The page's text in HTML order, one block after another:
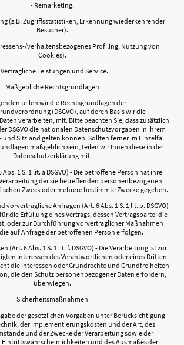
• Remarketing.
(z.B. Zugriffsstatistiken, Erkennung wiederkehrender
Besucher).
verhaltensbezogenes Profiling, Nutzung von
Cookies).
Vertragliche Leistungen und Service.
Maßgebliche Rechtsgrundlagen
teilen wir die Rechtsgrundlagen der
(DSGVO), auf deren Basis wir die
verarbeiten, mit. Bitte beachten Sie, dass zusätzlich
DSGVO die nationalen Datenschutzvorgaben in Ihrem
und Sitzland gelten können. Sollten ferner im Einzelfall
maßgeblich sein, teilen wir Ihnen diese in der
Datenschutzerklärung mit.
1 S. 1 lit. a DSGVO) - Die betroffene Person hat ihre
der sie betreffenden personenbezogenen
Zweck oder mehrere bestimmte Zwecke gegeben.
vorvertragliche Anfragen (Art. 6 Abs. 1 S. 1 lit. b. DSGVO)
die Erfüllung eines Vertrags, dessen Vertragspartei die
oder zur Durchführung vorvertraglicher Maßnahmen
auf Anfrage der betroffenen Person erfolgen.
(Art. 6 Abs. 1 S. 1 lit. f. DSGVO) - Die Verarbeitung ist zur
Interessen des Verantwortlichen oder eines Dritten
die Interessen oder Grundrechte und Grundfreiheiten
die den Schutz personenbezogener Daten erfordern,
überwiegen.
Sicherheitsmaßnahmen
der gesetzlichen Vorgaben unter Berücksichtigung
der Implementierungskosten und der Art, des
und der Zwecke der Verarbeitung sowie der
und des Ausmaßes der